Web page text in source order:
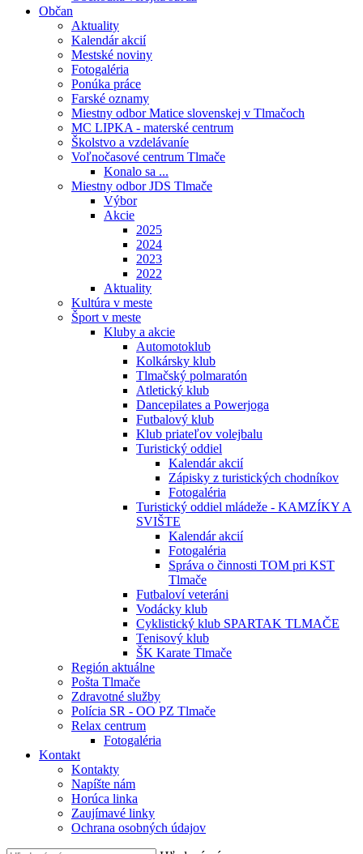
Občan
Aktuality
Kalendár akcií
Mestské noviny
Fotogaléria
Ponúka práce
Farské oznamy
Miestny odbor Matice slovenskej v Tlmačoch
MC LIPKA - materské centrum
Školstvo a vzdelávaníe
Voľnočasové centrum Tlmače
Konalo sa ...
Miestny odbor JDS Tlmače
Výbor
Akcie
2025
2024
2023
2022
Aktuality
Kultúra v meste
Šport v meste
Kluby a akcie
Automotoklub
Kolkársky klub
Tlmačský polmaratón
Atletický klub
Dancepilates a Powerjoga
Futbalový klub
Klub priateľov volejbalu
Turistický oddiel
Kalendár akcií
Zápisky z turistických chodníkov
Fotogaléria
Turistický oddiel mládeže - KAMZÍKY A
SVIŠTE
Kalendár akcií
Fotogaléria
Správa o činnosti TOM pri KST
Tlmače
Futbaloví veteráni
Vodácky klub
Cyklistický klub SPARTAK TLMAČE
Tenisový klub
ŠK Karate Tlmače
Región aktuálne
Pošta Tlmače
Zdravotné služby
Polícia SR - OO PZ Tlmače
Relax centrum
Fotogaléria
Kontakt
Kontakty
Napíšte nám
Horúca linka
Zaujímavé linky
Ochrana osobných údajov